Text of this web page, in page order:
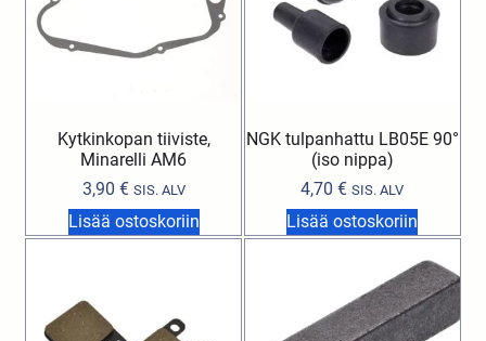
Kytkinkopan tiiviste,
Minarelli AM6
3,90 € SIS. ALV
Lisää ostoskoriin
NGK tulpanhattu LB05E 90°
(iso nippa)
4,70€ SIS. ALV
Lisää ostoskoriin